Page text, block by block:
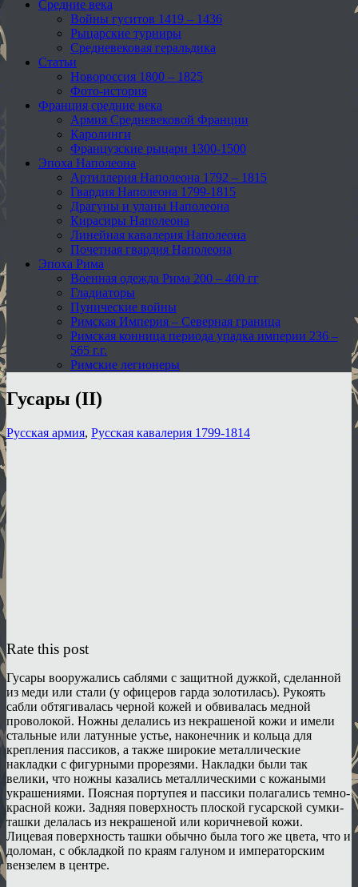
Средние века
Войны гуситов 1419 – 1436
Рыцарские турниры
Средневековая геральдика
Статьи
Новороссия 1800 – 1825
Фото-история
Франция средние века
Армия Средневековой Франции
Каролинги
Французские рыцари 1300-1500
Эпоха Наполеона
Артиллерия Наполеона 1792 – 1815
Гвардия Наполеона 1799-1815
Драгуны и уланы Наполеона
Кирасиры Наполеона
Линейная кавалерия Наполеона
Почетная гвардия Наполеона
Эпоха Рима
Военная одежда Рима 200 – 400 гг
Гладиаторы
Пунические войны
Римская Империя – Северная граница
Римская конница периода упадка империи 236 –
565 г.г.
Римские легионеры
Гусары (II)
Русская армия, Русская кавалерия 1799-1814
Rate this post
Гусары вооружались саблями с защитной дужкой, сделанной
из меди или стали (у офицеров гарда золотилась). Рукоять
сабли обтягивалась черной кожей и обвивалась медной
проволокой. Ножны делались из некрашеной кожи и имели
стальные или латунные устье, наконечник и кольца для
крепления пассиков, а также широкие металлические
накладки с фигурными прорезями. Накладки были так
велики, что ножны казались металлическими с кожаными
украшениями. Поясная портупея и пассики полагались темно-
красной кожи. Задняя поверхность плоской гусарской сумки-
ташки делалась из некрашеной или коричневой кожи.
Лицевая поверхность ташки обычно была того же цвета, что и
доломан, с обкладкой по краям галуном и императорским
вензелем в центре.